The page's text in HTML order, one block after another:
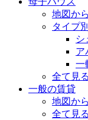
地図か
タイプ
シ
ア
一
全て見る
一般の賃貸
地図か
全て見る